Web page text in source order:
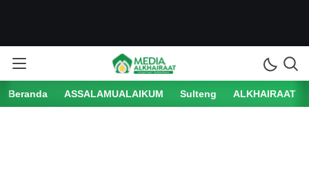
Beranda ASSALAMUALAIKUM Sulteng ALKHAIRAAT